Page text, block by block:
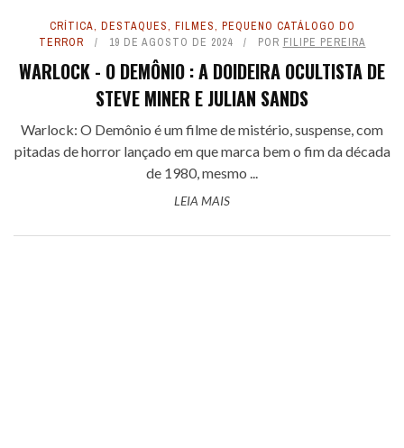
CRÍTICA, DESTAQUES, FILMES, PEQUENO CATÁLOGO DO
TERROR
19 DE AGOSTO DE 2024 POR FILIPE PEREIRA
WARLOCK - O DEMÔNIO : A DOIDEIRA OCULTISTA DE
STEVE MINER E JULIAN SANDS
Warlock: O Demônio é um filme de mistério, suspense, com
pitadas de horror lançado em que marca bem o fim da década
de 1980, mesmo ...
LEIA MAIS